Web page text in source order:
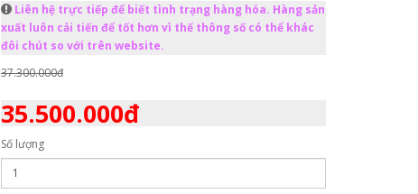
Liên hệ trực tiếp để biết tình trạng hàng hóa. Hàng sản
xuất luôn cải tiến để tốt hơn vì thế thông số có thể khác
đôi chút so với trên website.
37.300.000đ
35.500.000đ
Số lượng